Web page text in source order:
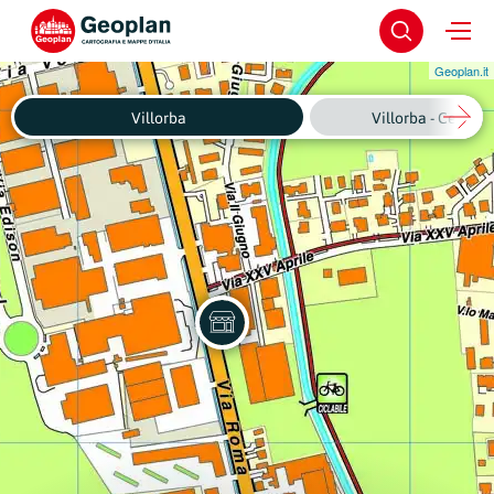
Geoplan.it
Villorba Villorba - Centro